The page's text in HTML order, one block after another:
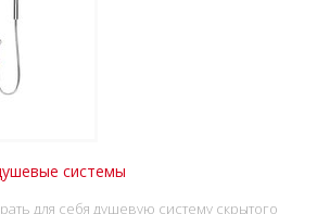
системы
для себя душевую систему скрытого